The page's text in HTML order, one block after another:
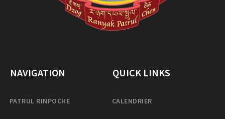
NAVIGATION
PATRUL RINPOCHE
QUICK LINKS
CALENDRIER